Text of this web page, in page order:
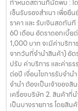
กำหนดสถานที่นัดพบ : โ
เซ็นรับรองสำเนา เพื่อยื
ราคา และ รับเงินสดทัน
60 เดือน อัตราดอกเบี้ย
1,000 บาท จะมีค่าบริก
จากวันที่จำนำสินค้า) อัต
ปรับ ค่าบริการ และค่าธ
ต่อปี เงื่อนไขการรับจำน
จำนำ ต้องเป็นเจ้าของสิน
เครื่องบริษัท 2. สินค้าที่
เป็นบางรายการ โดยสิน